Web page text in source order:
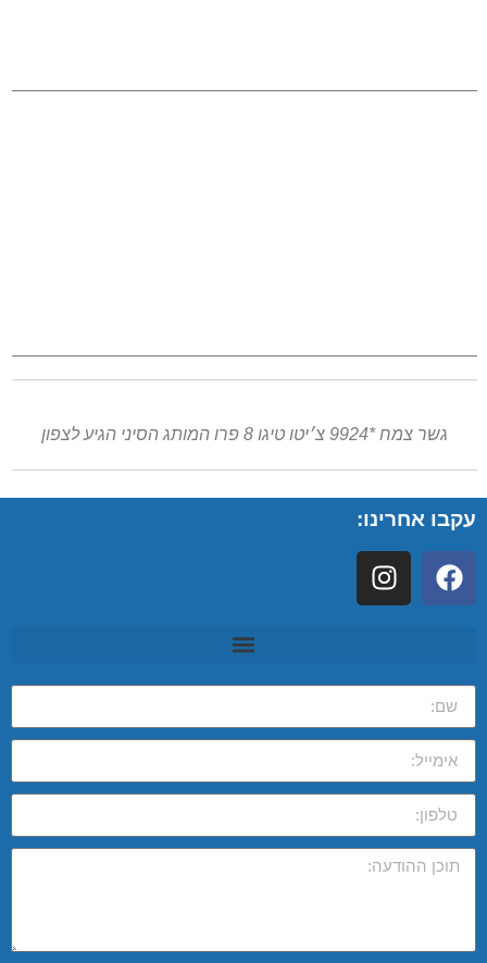
גשר צמח *9924 צ׳יטו טיגו 8 פרו המותג הסיני הגיע לצפון
עקבו אחרינו: